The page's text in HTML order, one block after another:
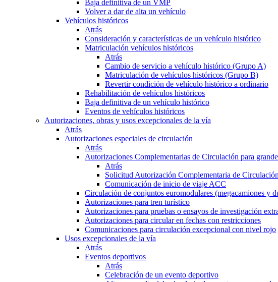
Baja definitiva de un VMP
Volver a dar de alta un vehículo
Vehículos históricos
Atrás
Consideración y características de un vehículo histórico
Matriculación vehículos históricos
Atrás
Cambio de servicio a vehículo histórico (Grupo A)
Matriculación de vehículos históricos (Grupo B)
Revertir condición de vehículo histórico a ordinario
Rehabilitación de vehículos históricos
Baja definitiva de un vehículo histórico
Eventos de vehículos históricos
Autorizaciones, obras y usos excepcionales de la vía
Atrás
Autorizaciones especiales de circulación
Atrás
Autorizaciones Complementarias de Circulación para
Atrás
Solicitud Autorización Complementaria de Circulación
Comunicación de inicio de viaje ACC
Circulación de conjuntos euromodulares (megacamiones y
Autorizaciones para tren turístico
Autorizaciones para pruebas o ensayos de investigación
Autorizaciones para circular en fechas con restricciones
Comunicaciones para circulación excepcional con nivel rojo
Usos excepcionales de la vía
Atrás
Eventos deportivos
Atrás
Celebración de un evento deportivo